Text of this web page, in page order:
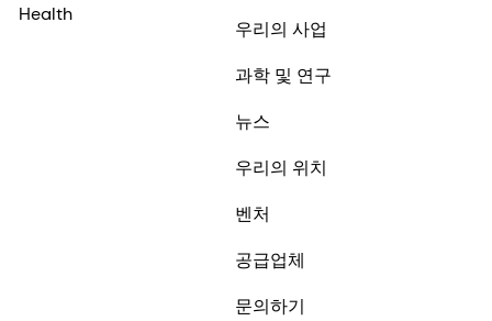
Health
우리의 사업
과학 및 연구
뉴스
우리의 위치
벤처
공급업체
문의하기